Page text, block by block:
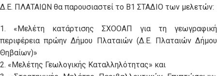
Δ.Ε. ΠΛΑΤΑΙΩΝ θα παρουσιαστεί το Β1 ΣΤΑΔΙΟ των μελετών:
1. «Μελέτη κατάρτισης ΣΧΟΟΑΠ για τη γεωγραφική
περιφέρεια πρώην Δήμου Πλαταιών (Δ.Ε. Πλαταιών Δήμου
Θηβαίων)»
2. «Μελέτης Γεωλογικής Καταλληλότητας» και